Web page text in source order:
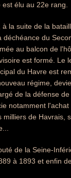
élu au 22e rang.
la suite de la
déchéance du
au balcon de
est formé. Le
du Havre est
régime,
de la défense
notamment l'achat
milliers de Havrais,
de la Seine-
à 1893 et enfin